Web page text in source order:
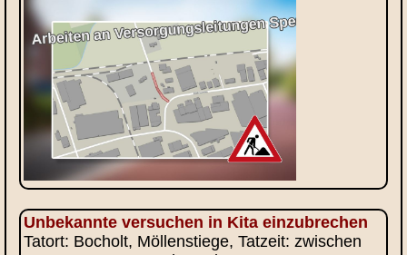
Unbekannte versuchen in Kita einzubrechen
Tatort: Bocholt, Möllenstiege, Tatzeit: zwischen